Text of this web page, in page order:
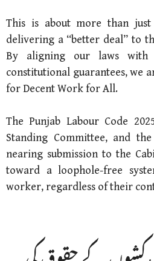
This is about more than
delivering a “better deal” to
By aligning our laws with
constitutional guarantees, we
for Decent Work for All.
The Punjab Labour Code
Standing Committee, and
nearing submission to the
toward a loophole-free
worker, regardless of their